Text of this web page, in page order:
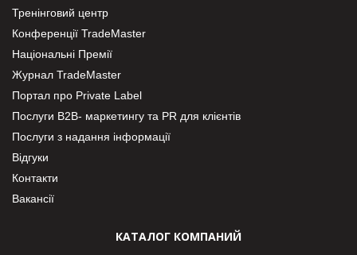
Тренінговий центр
Конференції TradeMaster
Національні Премії
Журнал TradeMaster
Портал про Private Label
Послуги В2В- маркетингу та PR для клієнтів
Послуги з надання інформації
Відгуки
Контакти
Вакансії
КАТАЛОГ КОМПАНИЙ